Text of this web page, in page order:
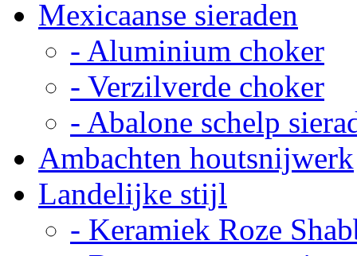
Mexicaanse sieraden
- Aluminium choker
- Verzilverde choker
- Abalone schelp
Ambachten houtsnijwerk
Landelijke stijl
- Keramiek Roze